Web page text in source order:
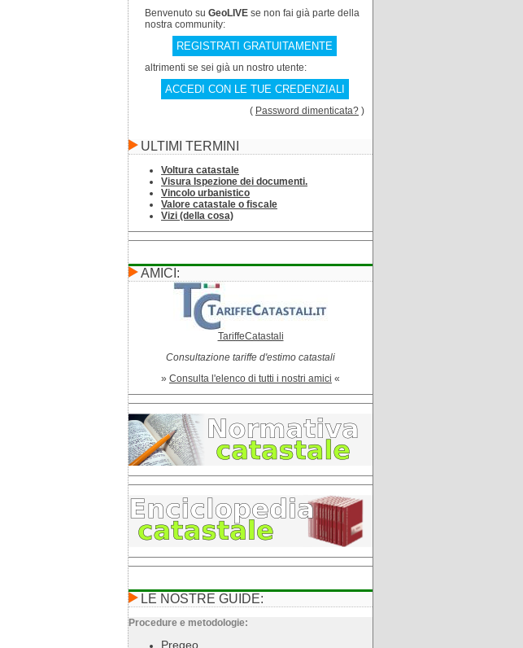
Benvenuto su GeoLIVE se non fai già parte della
nostra community:
REGISTRATI GRATUITAMENTE
altrimenti se sei già un nostro utente:
ACCEDI CON LE TUE CREDENZIALI
( Password dimenticata? )
ULTIMI TERMINI
Voltura catastale
Visura Ispezione dei documenti.
Vincolo urbanistico
Valore catastale o fiscale
Vizi (della cosa)
AMICI:
TariffeCatastali
Consultazione tariffe d'estimo catastali
» Consulta l'elenco di tutti i nostri amici «
LE NOSTRE GUIDE:
Procedure e metodologie:
Pregeo